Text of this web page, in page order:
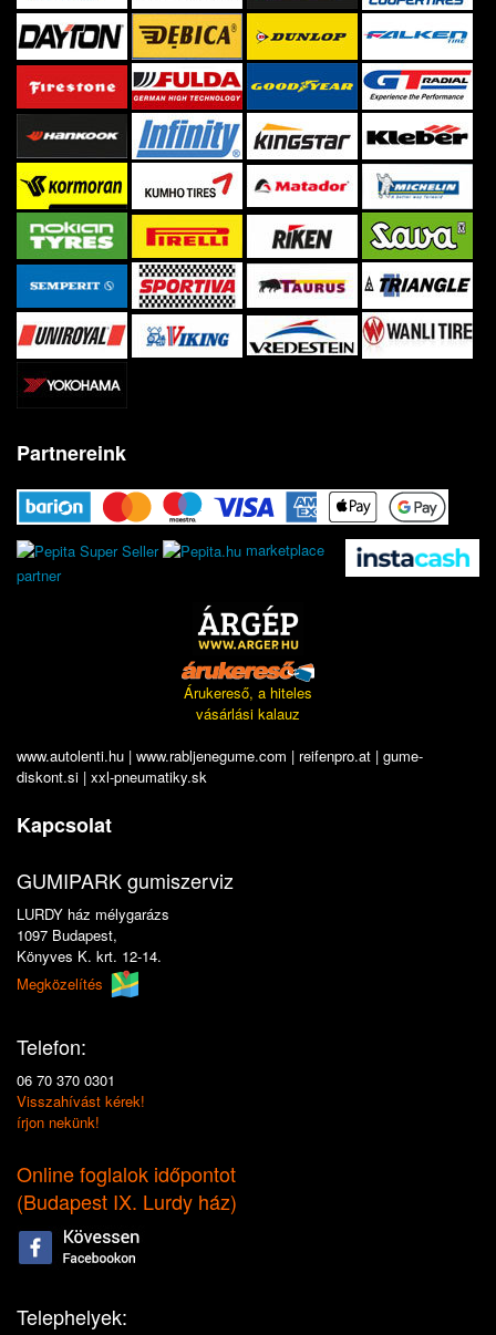
Partnereink
marketplace
partner
Árukereső, a hiteles
vásárlási kalauz
www.autolenti.hu | www.rabljenegume.com | reifenpro.at | gume-
diskont.si | xxl-pneumatiky.sk
Kapcsolat
GUMIPARK gumiszerviz
LURDY ház mélygarázs
1097 Budapest,
Könyves K. krt. 12-14.
Megközelítés
Telefon:
06 70 370 0301
Visszahívást kérek!
írjon nekünk!
Online foglalok időpontot
(Budapest IX. Lurdy ház)
Telephelyek: